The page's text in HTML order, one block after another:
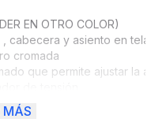
EN OTRO COLOR)
cabecera y asiento en tela
cromada
que permite ajustar la
x 47cm fondo
MÁS